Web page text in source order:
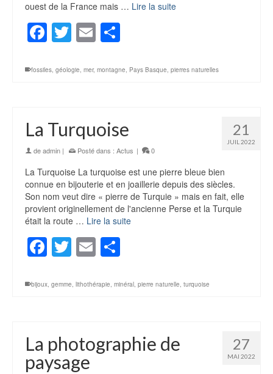
ouest de la France mais … Lire la suite
Facebook
Twitter
Email
fossiles, géologie, mer, montagne, Pays Basque, pierres naturelles
21
JUIL 2022
La Turquoise
deadmin | Posté dans : Actus | 0
La Turquoise La turquoise est une pierre bleue bien
connue en bijouterie et en joaillerie depuis des siècles.
Son nom veut dire « pierre de Turquie » mais en fait, elle
provient originellement de l'ancienne Perse et la Turquie
était la route … Lire la suite
Facebook
Twitter
Email
bijoux, gemme, lithothérapie, minéral, pierre naturelle, turquoise
27
MAI 2022
La photographie de
paysage